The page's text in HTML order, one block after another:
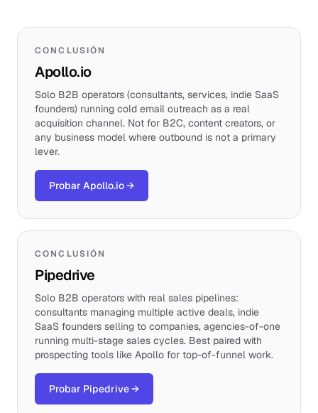
CONCLUSIÓN
Apollo.io
Solo B2B operators (consultants, services, indie SaaS
founders) running cold email outreach as a real
acquisition channel. Not for B2C, content creators, or
any business model where outbound is not a primary
lever.
Probar Apollo.io→
CONCLUSIÓN
Pipedrive
Solo B2B operators with real sales pipelines:
consultants managing multiple active deals, indie
SaaS founders selling to companies, agencies-of-one
running multi-stage sales cycles. Best paired with
prospecting tools like Apollo for top-of-funnel work.
Probar Pipedrive→